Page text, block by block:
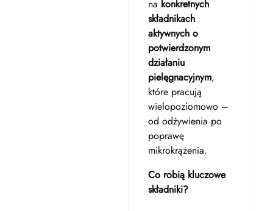
na konkretnych
składnikach
aktywnych o
potwierdzonym
działaniu
pielęgnacyjnym,
które pracują
wielopoziomowo –
od odżywienia po
poprawę
mikrokrążenia.
Co robią kluczowe
składniki?